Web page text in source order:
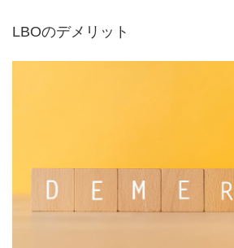
LBOのデメリット